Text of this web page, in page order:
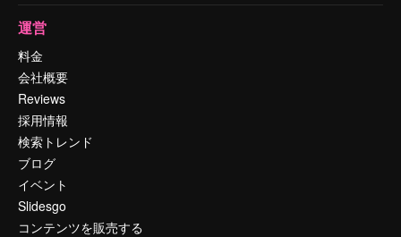
運営
料金
会社概要
Reviews
採用情報
検索トレンド
ブログ
イベント
Slidesgo
コンテンツを販売する